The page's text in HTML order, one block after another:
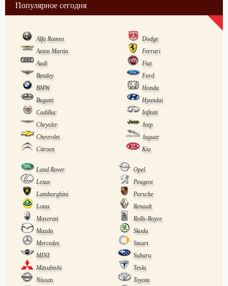
Популярное сегодня
Alfa Romeo
Dodge
Aston Martin
Ferrari
Audi
Fiat
Bentley
Ford
BMW
Honda
Bugatti
Hyundai
Cadillac
Infiniti
Chrysler
Jeep
Chevrolet
Jaguar
Citroen
Kia
Land Rover
Opel
Lexus
Peugeot
Lamborghini
Porsche
Lotus
Renault
Maserati
Rolls-Royce
Mazda
Skoda
Mercedes
Smart
MINI
Subaru
Mitsubishi
Tesla
Nissan
Toyota